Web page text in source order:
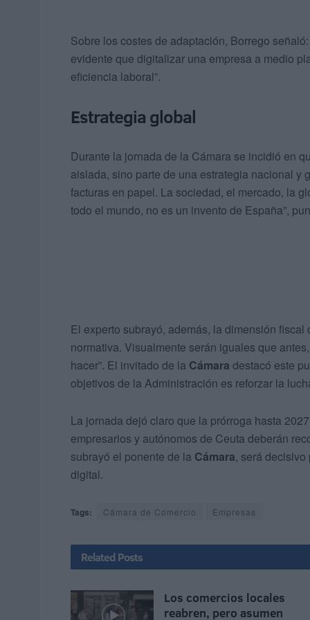
Sobre los costes de adaptación, Borrego
evidente que digitalizar una empresa a medio
eficiencia laboral”.
Estrategia global
Durante la jornada de la Cámara se incidió en
aislada, sino parte de una estrategia nacional y
facturas en papel. La sociedad, el mercado, la
todo el mundo, no es un invento de España”,
El experto subrayó, además, la dimensión
normativa. Visualmente serán iguales que
hacer”. El invitado de la Cámara destacó este
objetivos de la Administración es reforzar la
La jornada dejó claro que la prórroga hasta
empresarios y autónomos de Ceuta deberán
subrayó el ponente de la Cámara, será decisivo
digital.
Tags: Cámara de Comercio Empresas
Related Posts
Los comercios locales
reabren, pero asumen